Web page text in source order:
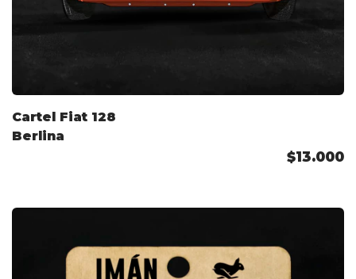
Cartel Fiat 128
Berlina
$13.000